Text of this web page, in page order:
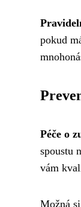
pokud
Péče o
spoustu
vám
Možná